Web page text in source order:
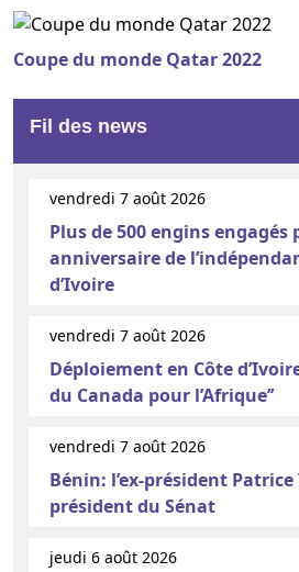
Coupe du monde Qatar 2022
Fil des news
vendredi 7 août 2026
Plus de 500 engins engagés
anniversaire de
d’Ivoire
vendredi 7 août 2026
Déploiement en Côte
du Canada pour l’Afrique’’
vendredi 7 août 2026
Bénin: l’ex-président
président du Sénat
jeudi 6 août 2026